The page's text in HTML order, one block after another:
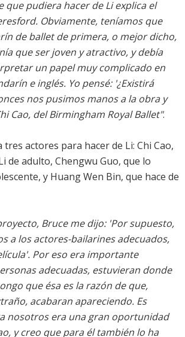
pudiera hacer de Li explica el
Obviamente, teníamos que
de ballet de primera, o mejor dicho,
que ser joven y atractivo, y debía
un papel muy complicado en
e inglés. Yo pensé: '¿Existirá
nos pusimos manos a la obra y
Cao, del Birmingham Royal Ballet".
tres actores para hacer de Li: Chi Cao,
de adulto, Chengwu Guo, que lo
y Huang Wen Bin, que hace de
Bruce me dijo: 'Por supuesto,
a los actores-bailarines adecuados,
Por eso era importante
adecuadas, estuvieran donde
que ésa es la razón de que,
acabaran apareciendo. Es
nosotros era una gran oportunidad
y creo que para él también lo ha